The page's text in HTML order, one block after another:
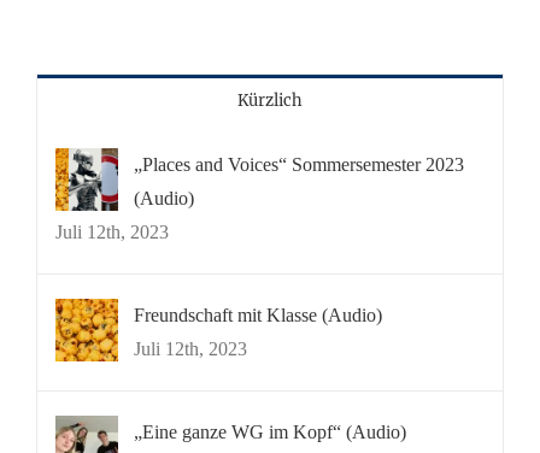
Kürzlich
„Places and Voices“ Sommersemester 2023
(Audio)
Juli 12th, 2023
Freundschaft mit Klasse (Audio)
Juli 12th, 2023
„Eine ganze WG im Kopf“ (Audio)